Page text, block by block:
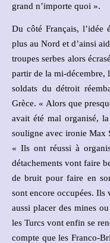
grand n’importe quoi ».
Du côté Français, l’idée
plus au Nord et d’ainsi
troupes serbes alors
partir de la mi-décembre,
soldats du détroit
Grèce. « Alors que
avait été mal organisé,
souligne avec ironie Max
« Ils ont réussi à
détachements vont faire
de bruit pour faire en
sont encore occupées. Ils
aussi placer des mines
les Turcs vont enfin se
compte que les Franco-